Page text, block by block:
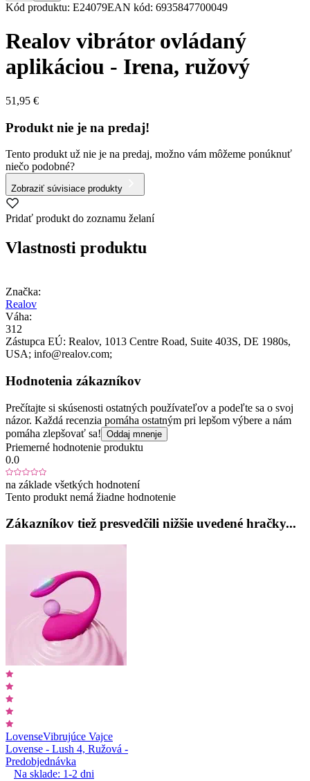
Item
of
Kód produktu: E24079EAN kód: 6935847700049
Realov vibrátor ovládaný
aplikáciou - Irena, ružový
51,95 €
Produkt nie je na predaj!
Tento produkt už nie je na predaj, možno vám môžeme ponúknuť
niečo podobné?
Zobraziť súvisiace produkty
Pridať produkt do zoznamu želaní
Vlastnosti produktu
Značka:
Realov
Váha:
312
Zástupca EÚ: Realov, 1013 Centre Road, Suite 403S, DE 1980s,
USA; info@realov.com;
Hodnotenia zákazníkov
Prečítajte si skúsenosti ostatných používateľov a podeľte sa o svoj
názor. Každá recenzia pomáha ostatným pri lepšom výbere a nám
pomáha zlepšovať sa! Oddaj mnenje
Priemerné hodnotenie produktu
0.0
na základe všetkých hodnotení
Tento produkt nemá žiadne hodnotenie
Zákazníkov tiež presvedčili nižšie uvedené hračky...
LovenseVibrujúce Vajce
Lovense - Lush 4, Ružová -
Predobjednávka
Na sklade: 1-2 dni